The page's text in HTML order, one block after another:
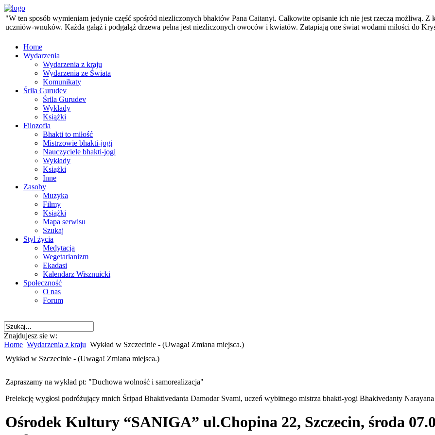
"W ten sposób wymieniam jedynie część spośród niezliczonych bhaktów Pana Caitanyi. Całkowite opisanie ich nie jest rzeczą możliwą. Z
uczniów-wnuków. Każda gałąź i podgałąź drzewa pełna jest niezliczonych owoców i kwiatów. Zatapiają one świat wodami miłości do
Home
Wydarzenia
Wydarzenia z kraju
Wydarzenia ze Świata
Komunikaty
Śrila Gurudev
Śrila Gurudev
Wykłady
Książki
Filozofia
Bhakti to miłość
Mistrzowie bhakti-jogi
Nauczyciele bhakti-jogi
Wykłady
Książki
Inne
Zasoby
Muzyka
Filmy
Książki
Mapa serwisu
Szukaj
Styl życia
Medytacja
Wegetarianizm
Ekadasi
Kalendarz Wisznuicki
Społeczność
O nas
Forum
Znajdujesz sie w:
Home Wydarzenia z kraju Wykład w Szczecinie - (Uwaga! Zmiana miejsca.)
Wykład w Szczecinie - (Uwaga! Zmiana miejsca.)
Zapraszamy na wykład pt: "Duchowa wolność i samorealizacja"
Prelekcję wygłosi podróżujący mnich Śripad Bhaktivedanta Damodar Svami, uczeń wybitnego mistrza bhakti-yogi Bhakivedanty
Ośrodek Kultury “SANIGA” ul.Chopina 22, Szczecin, środa